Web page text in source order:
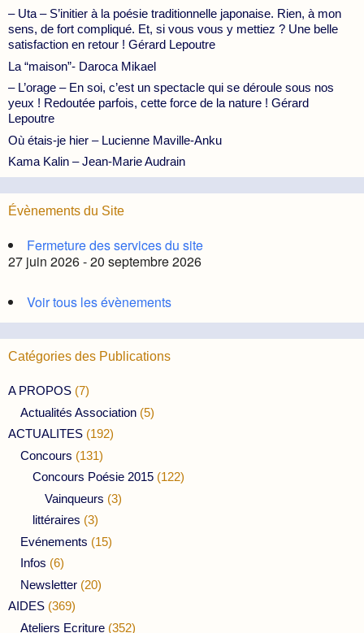
– Uta – S’initier à la poésie traditionnelle japonaise. Rien, à mon
sens, de fort compliqué. Et, si vous vous y mettiez ? Une belle
satisfaction en retour ! Gérard Lepoutre
La “maison”- Daroca Mikael
– L’orage – En soi, c’est un spectacle qui se déroule sous nos
yeux ! Redoutée parfois, cette force de la nature ! Gérard
Lepoutre
Où étais-je hier – Lucienne Maville-Anku
Kama Kalin – Jean-Marie Audrain
Évènements du Site
Fermeture des services du site
27 juin 2026 - 20 septembre 2026
Voir tous les évènements
Catégories des Publications
A PROPOS (7)
Actualités Association (5)
ACTUALITES (192)
Concours (131)
Concours Poésie 2015 (122)
Vainqueurs (3)
littéraires (3)
Evénements (15)
Infos (6)
Newsletter (20)
AIDES (369)
Ateliers Ecriture (352)